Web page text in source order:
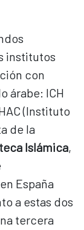
institutos
con
árabe: ICH
(Instituto
de la
Islámica,
España
a estas dos
tercera